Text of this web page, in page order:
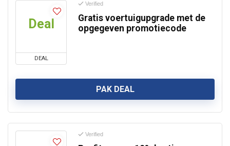
Deal
DEAL
Verified
Gratis voertuigupgrade met de
opgegeven promotiecode
PAK DEAL
Verified